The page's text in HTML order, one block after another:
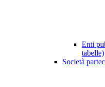
Enti
tabelle)
Società